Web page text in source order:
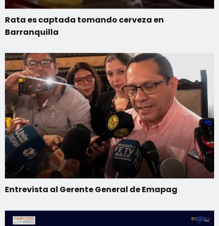
Rata es captada tomando cerveza en
Barranquilla
Entrevista al Gerente General de Emapag